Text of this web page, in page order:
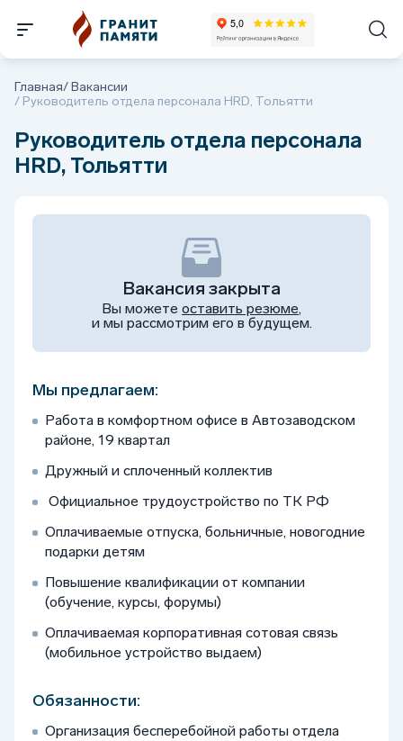
Главная/Вакансии
/ Руководитель отдела персонала HRD, Тольятти
Руководитель отдела персонала
HRD, Тольятти
Вакансия закрыта
Вы можете оставить резюме,
и мы рассмотрим его в будущем.
Мы предлагаем:
Работа в комфортном офисе в Автозаводском
районе, 19 квартал
Дружный и сплоченный коллектив
Официальное трудоустройство по ТК РФ
Оплачиваемые отпуска, больничные, новогодние
подарки детям
Повышение квалификации от компании
(обучение, курсы, форумы)
Оплачиваемая корпоративная сотовая связь
(мобильное устройство выдаем)
Обязанности:
Организация бесперебойной работы отдела